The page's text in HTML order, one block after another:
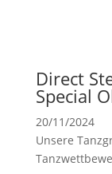
Direct
Special
20/11/2024
Unsere